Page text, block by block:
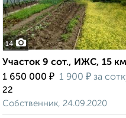
14
Участок 9 сот., ИЖС, 15
1 650 000 ₽ 1 900 ₽ за
22
Собственник, 24.09.2020